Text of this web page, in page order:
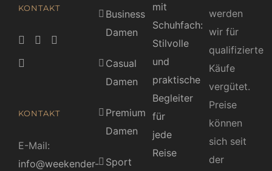
KONTAKT
KONTAKT
E-Mail:
info@weekender-
Business
Damen
Casual
Damen
Premium
Damen
Sport
mit
Schuhfach:
Stilvolle
und
praktische
Begleiter
für
jede
Reise
werden
wir für
qualifizierte
Käufe
vergütet.
Preise
können
sich seit
der